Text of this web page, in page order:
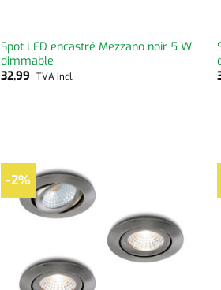
Spot LED encastré Mezzano noir 5 W
dimmable
32,99 TVA incl.
-2%